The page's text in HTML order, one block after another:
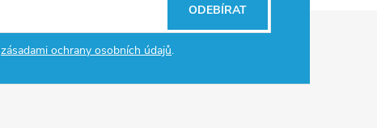
zásadami ochrany osobních údajů.
ODEBÍRAT